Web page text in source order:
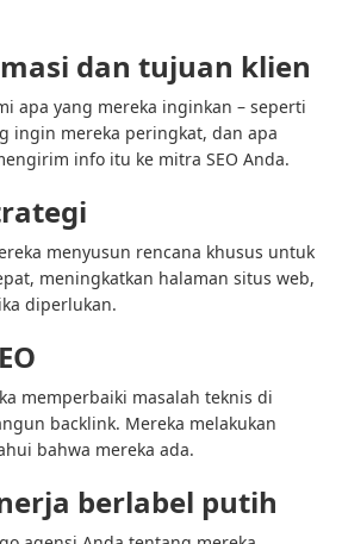
dan tujuan klien
apa yang mereka inginkan – seperti
ingin mereka peringkat, dan apa
info itu ke mitra SEO Anda.
menyusun rencana khusus untuk
meningkatkan halaman situs web,
diperlukan.
memperbaiki masalah teknis di
backlink. Mereka melakukan
bahwa mereka ada.
berlabel putih